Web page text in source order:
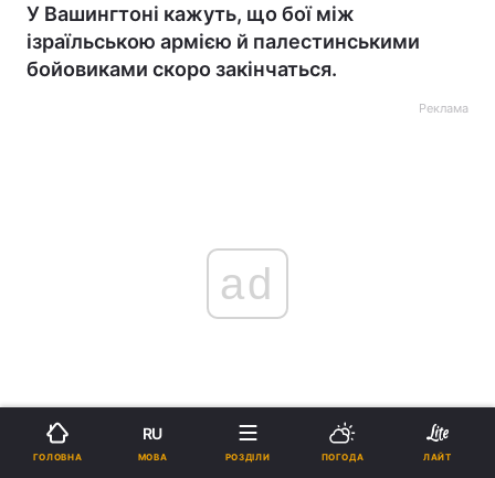
У Вашингтоні кажуть, що бої між
ізраїльською армією й палестинськими
бойовиками скоро закінчаться.
Реклама
ad
Американські чиновники в приватному режимі
вмовляли прем'єр-міністра Ізраїлю Беньяміна
ГОЛОВНА
RU
МОВА РОЗДІЛИ ПОГОДА ЛАЙТ